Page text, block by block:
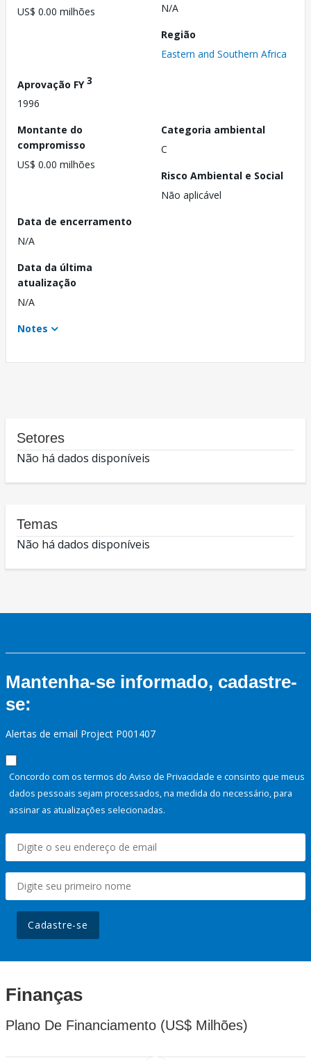
US$ 0.00 milhões
N/A
Região
Eastern and Southern Africa
Aprovação FY3
1996
Montante do
compromisso
US$ 0.00 milhões
Categoria ambiental
C
Risco Ambiental e Social
Não aplicável
Data de encerramento
N/A
Data da última
atualização
N/A
Notes
Setores
Não há dados disponíveis
Temas
Não há dados disponíveis
Mantenha-se informado, cadastre-
se:
Alertas de email Project P001407
Concordo com os termos do Aviso de Privacidade e consinto que meus
dados pessoais sejam processados, na medida do necessário, para
assinar as atualizações selecionadas.
Cadastre-se
Finanças
Plano De Financiamento (US$ Milhões)